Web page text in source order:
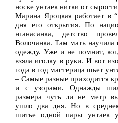
носке унтаек нитки от
Марина Яроцкая работает в
дня его открытия. По
нганасанка, детство
Волочанка. Там мать
одежду. Уже и не помнит,
взяла иголку в руки. И вот
года в год мастерица шьет
– Самые разные приходится
и с узорами. Однажды
размера чуть ли не метр
ушло два дня. Но в
шитье одной пары унтаек